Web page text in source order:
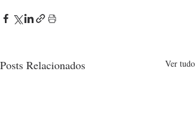
Posts Relacionados Ver tudo